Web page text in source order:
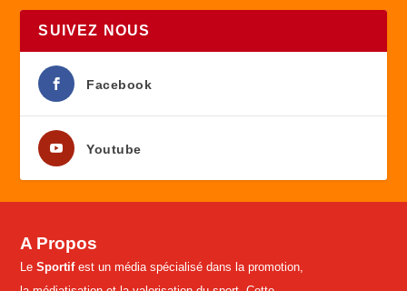
SUIVEZ NOUS
Facebook
Youtube
A Propos
LeSportifest un média spécialisé dans la promotion,